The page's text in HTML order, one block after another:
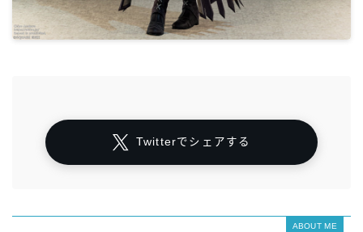
Twitterでシェアする
ABOUT ME